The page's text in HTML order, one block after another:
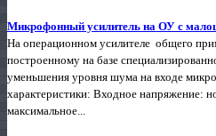
Микрофонный усилитель на ОУ с
На операционном усилителе общего
построенному на базе
уменьшения уровня шума на входе
характеристики: Входное напряжение:
максимальное...